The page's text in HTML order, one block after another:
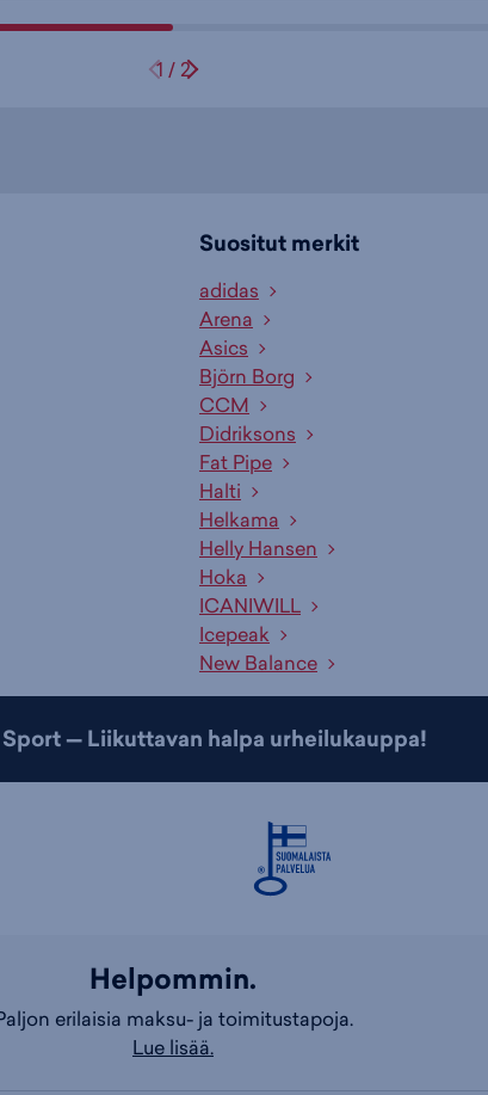
1 / 2
Suositut merkit
adidas
Arena
Asics
Björn Borg
CCM
Didriksons
Fat Pipe
Halti
Helkama
Helly Hansen
Hoka
ICANIWILL
Icepeak
New Balance
— Liikuttavan halpa urheilukauppa!
Helpommin.
erilaisia maksu- ja toimitustapoja.
Lue lisää.